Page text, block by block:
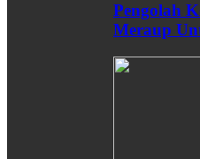
Pengolah
Meraup